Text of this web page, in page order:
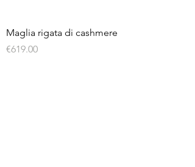
Maglia rigata di cashmere
Price
€619.00